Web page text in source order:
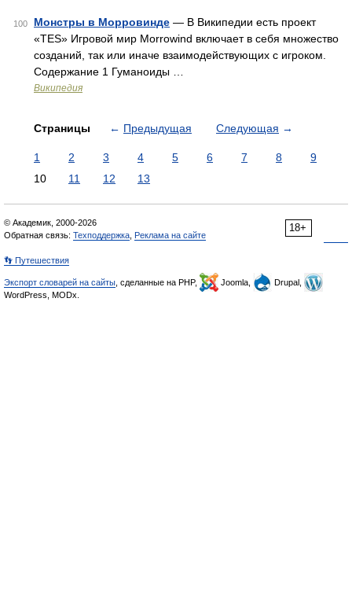
100 Монстры в Морровинде — В Википедии есть проект
«TES» Игровой мир Morrowind включает в себя множество
созданий, так или иначе взаимодействующих с игроком.
Содержание 1 Гуманоиды …
Википедия
Страницы ← Предыдущая Следующая →
1 2 3 4 5 6 7 8
9
10
11 12 13
18+
© Академик, 2000-2026
Обратная связь: Техподдержка Реклама на сайте
👣 Путешествия
Экспорт словарей на сайты , сделанные на PHP, Joomla,
Drupal,
WordPress, MODx.